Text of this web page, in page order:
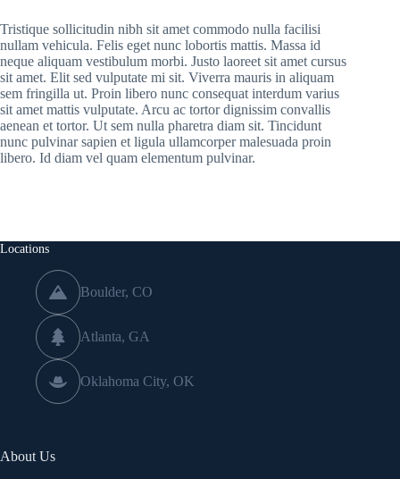
Tristique sollicitudin nibh sit amet commodo nulla facilisi
nullam vehicula. Felis eget nunc lobortis mattis. Massa id
neque aliquam vestibulum morbi. Justo laoreet sit amet cursus
sit amet. Elit sed vulputate mi sit. Viverra mauris in aliquam
sem fringilla ut. Proin libero nunc consequat interdum varius
sit amet mattis vulputate. Arcu ac tortor dignissim convallis
aenean et tortor. Ut sem nulla pharetra diam sit. Tincidunt
nunc pulvinar sapien et ligula ullamcorper malesuada proin
libero. Id diam vel quam elementum pulvinar.
Locations
Boulder, CO
Atlanta, GA
Oklahoma City, OK
About Us